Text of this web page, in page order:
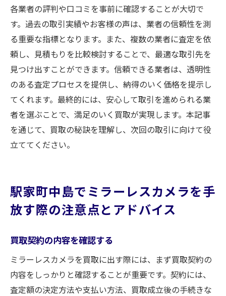
各業者の評判や口コミを事前に確認することが大切で
す。過去の取引実績やお客様の声は、業者の信頼性を測
る重要な指標となります。また、複数の業者に査定を依
頼し、見積もりを比較検討することで、最適な取引先を
見つけ出すことができます。信頼できる業者は、透明性
のある査定プロセスを提供し、納得のいく価格を提示し
てくれます。最終的には、安心して取引を進められる業
者を選ぶことで、満足のいく買取が実現します。本記事
を通じて、買取の秘訣を理解し、次回の取引に向けて役
立ててください。
駅家町中島でミラーレスカメラを手
放す際の注意点とアドバイス
買取契約の内容を確認する
ミラーレスカメラを買取に出す際には、まず買取契約の
内容をしっかりと確認することが重要です。契約には、
査定額の決定方法や支払い方法、買取成立後の手続きな